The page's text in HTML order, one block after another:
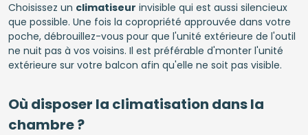
Choisissez un climatiseur invisible qui est aussi silencieux
que possible. Une fois la copropriété approuvée dans votre
poche, débrouillez-vous pour que l'unité extérieure de l'outil
ne nuit pas à vos voisins. Il est préférable d'monter l'unité
extérieure sur votre balcon afin qu'elle ne soit pas visible.
Où disposer la climatisation dans la
chambre ?